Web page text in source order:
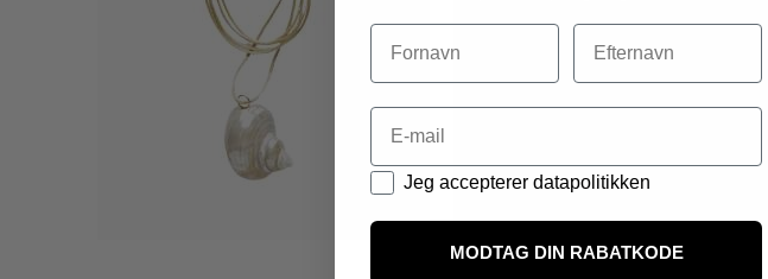
Navn Efternavn
Email
Datapolitik
Jeg accepterer datapolitikken
MODTAG DIN RABATKODE